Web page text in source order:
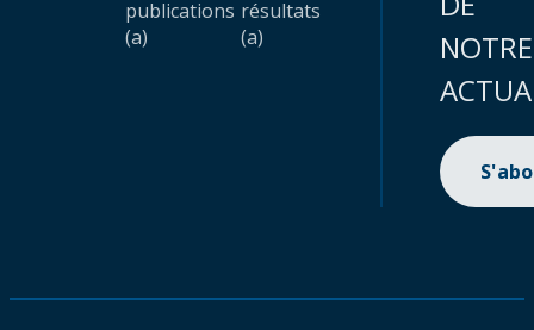
publications
(a)
résultats
(a)
NOTRE